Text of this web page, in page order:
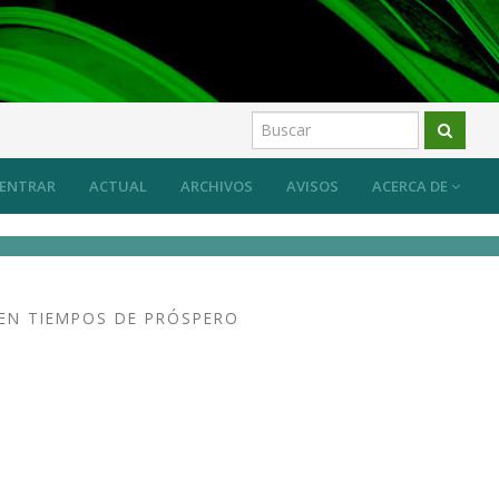
ACTUAL ARCHIVOS AVISOS ACERCA DE
ENTRAR
TIEMPOS DE PRÓSPERO